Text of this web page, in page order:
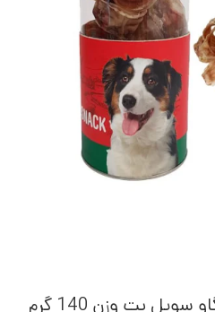
تشویقی سگ مدل خرخره گاو سویل پت وزن 140 گرم